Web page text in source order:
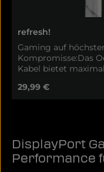
refresh!
Gaming auf
Kompromisse:Das
Kabel bietet
unterstützt es 4K bis
bringt Ihnen den
kompetitiven
Produkten
Regulärer Preis:
29,99 €
DisplayPort
Performance